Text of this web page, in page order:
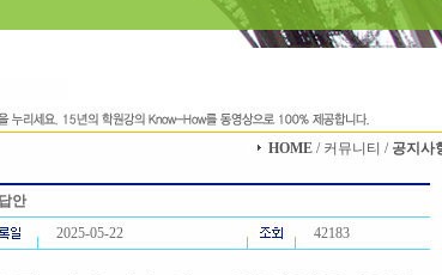
HOME / 커뮤니티 / 공지사
안
2025-05-22 42183